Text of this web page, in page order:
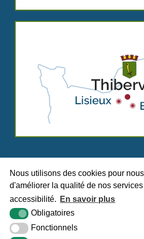
Nous utilisons des cookies pour
d'améliorer la qualité de nos
accessibilité.
En savoir plus
Obligatoires
Fonctionnels